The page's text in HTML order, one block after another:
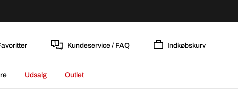
Kundeservice / FAQ Indkøbskurv
Udsalg Outlet